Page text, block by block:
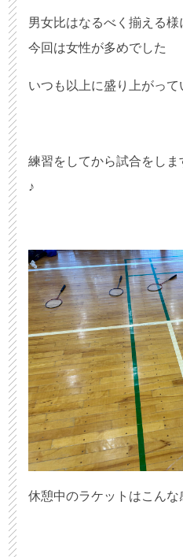
男女比はなるべく揃える様
今回は女性が多めでした
いつも以上に盛り上がっ
練習をしてから試合をし
♪
休憩中のラケットはこんな